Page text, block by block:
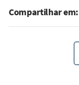
Compartilhar em: